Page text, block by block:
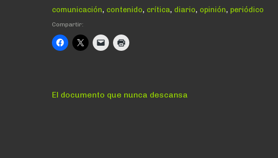
comunicación, contenido, crítica, diario, opinión, periódico
Compartir:
Navegación
Anterior:
El documento que nunca descansa